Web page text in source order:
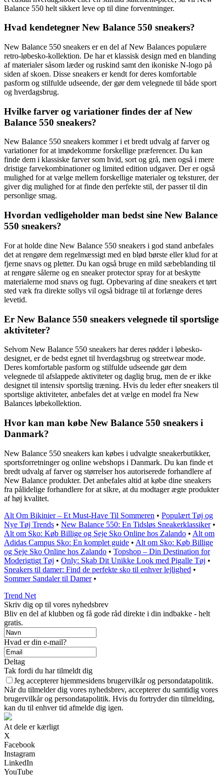
Balance 550 helt sikkert leve op til dine forventninger.
Hvad kendetegner New Balance 550 sneakers?
New Balance 550 sneakers er en del af New Balances populære
retro-løbesko-kollektion. De har et klassisk design med en blanding
af materialer såsom læder og ruskind samt den ikoniske N-logo på
siden af skoen. Disse sneakers er kendt for deres komfortable
pasform og stilfulde udseende, der gør dem velegnede til både sport
og hverdagsbrug.
Hvilke farver og variationer findes der af New
Balance 550 sneakers?
New Balance 550 sneakers kommer i et bredt udvalg af farver og
variationer for at imødekomme forskellige præferencer. Du kan
finde dem i klassiske farver som hvid, sort og grå, men også i mere
dristige farvekombinationer og limited edition udgaver. Der er også
mulighed for at vælge mellem forskellige materialer og teksturer, der
giver dig mulighed for at finde den perfekte stil, der passer til din
personlige smag.
Hvordan vedligeholder man bedst sine New Balance
550 sneakers?
For at holde dine New Balance 550 sneakers i god stand anbefales
det at rengøre dem regelmæssigt med en blød børste eller klud for at
fjerne snavs og pletter. Du kan også bruge en mild sæbeblanding til
at rengøre sålerne og en sneaker protector spray for at beskytte
materialerne mod snavs og fugt. Opbevaring af dine sneakers et tørt
sted væk fra direkte sollys vil også bidrage til at forlænge deres
levetid.
Er New Balance 550 sneakers velegnede til sportslige
aktiviteter?
Selvom New Balance 550 sneakers har deres rødder i løbesko-
designet, er de bedst egnet til hverdagsbrug og streetwear mode.
Deres komfortable pasform og stilfulde udseende gør dem
velegnede til afslappede aktiviteter og daglig brug, men de er ikke
designet til intensiv sportslig træning. Hvis du leder efter sneakers til
sportslige aktiviteter, anbefales det at vælge en model fra New
Balances løbekollektion.
Hvor kan man købe New Balance 550 sneakers i
Danmark?
New Balance 550 sneakers kan købes i udvalgte sneakerbutikker,
sportsforretninger og online webshops i Danmark. Du kan finde et
bredt udvalg af farver og størrelser hos autoriserede forhandlere af
New Balance produkter. Det anbefales altid at købe dine sneakers
fra pålidelige forhandlere for at sikre, at du modtager ægte produkter
af høj kvalitet.
Alt Om Bikinier – Et Must-Have Til Sommeren • Populært Tøj og
Nye Tøj Trends • New Balance 550: En Tidsløs Sneakerklassiker•
Alt om Sko: Køb Billige og Seje Sko Online hos Zalando • Alt om
Adidas Campus Sko: En komplet guide • Alt om Sko: Køb Billige
og Seje Sko Online hos Zalando • Topshop – Din Destination for
Moderigtigt Tøj • Only: Skab Dit Unikke Look med Pigalle Tøj •
Sneakers til damer: Find de perfekte sko til enhver lejlighed •
Sommer Sandaler til Damer•
Trend Net
Skriv dig op til vores nyhedsbrev
Bliv en del af klubben og få gode råd direkte i din indbakke - helt
gratis.
Hvad er din e-mail?
Deltag
Tak fordi du har tilmeldt dig
Jeg accepterer hjemmesidens brugervilkår og persondatapolitik.
Når du tilmelder dig vores nyhedsbrev, accepterer du samtidig vores
brugervilkår og persondatapolitik. Hvis du fortryder din tilmelding,
kan du til enhver tid afmelde dig igen.
At dele er kærligt
X
Facebook
Instagram
LinkedIn
YouTube